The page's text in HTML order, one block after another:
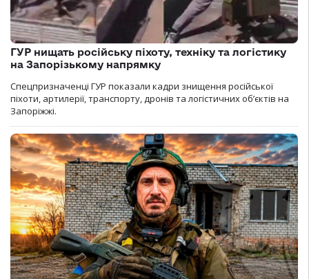
ГУР нищать російську піхоту, техніку та логістику
на Запорізькому напрямку
Спецпризначенці ГУР показали кадри знищення російської
піхоти, артилерії, транспорту, дронів та логістичних об’єктів на
Запоріжжі.